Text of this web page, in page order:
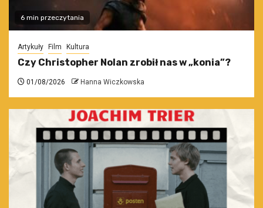
6 min przeczytania
Artykuły Film Kultura
Czy Christopher Nolan zrobił nas w „konia”?
01/08/2026 Hanna Wiczkowska